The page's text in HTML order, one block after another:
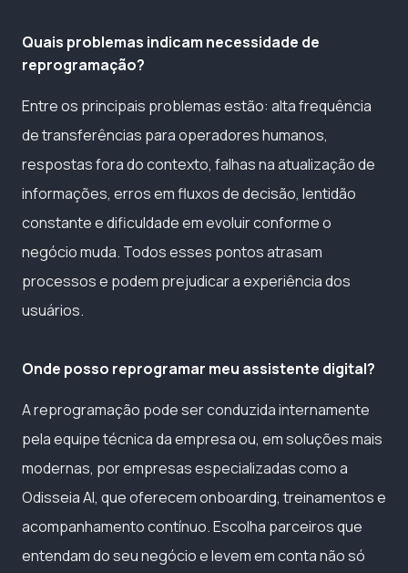
Quais problemas indicam necessidade de
reprogramação?
Entre os principais problemas estão: alta frequência
de transferências para operadores humanos,
respostas fora do contexto, falhas na atualização de
informações, erros em fluxos de decisão, lentidão
constante e dificuldade em evoluir conforme o
negócio muda. Todos esses pontos atrasam
processos e podem prejudicar a experiência dos
usuários.
Onde posso reprogramar meu assistente digital?
A reprogramação pode ser conduzida internamente
pela equipe técnica da empresa ou, em soluções mais
modernas, por empresas especializadas como a
Odisseia AI, que oferecem onboarding, treinamentos e
acompanhamento contínuo. Escolha parceiros que
entendam do seu negócio e levem em conta não só